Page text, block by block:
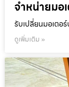
จำหน่ายมอ
รับเปลี่ยนมอเตอ
ดูเพิ่มเติม »